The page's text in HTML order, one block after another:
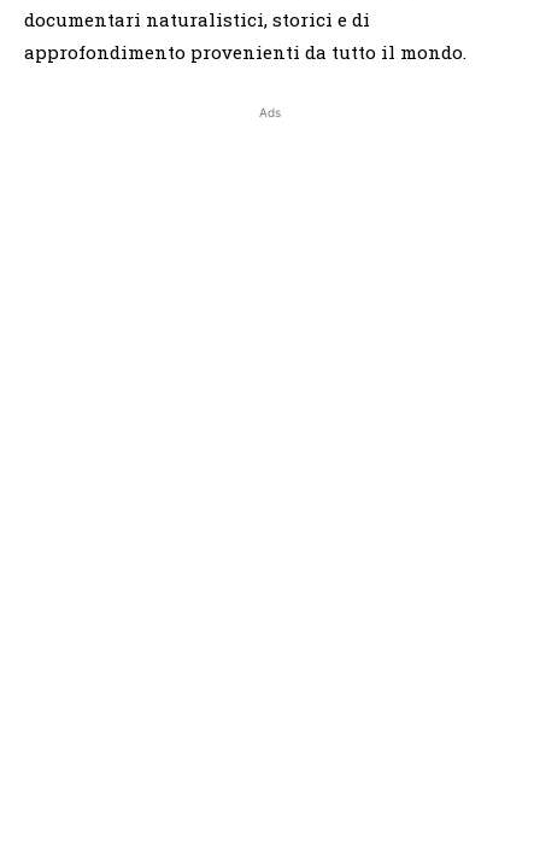
documentari naturalistici, storici e di
approfondimento provenienti da tutto il mondo.
Ads